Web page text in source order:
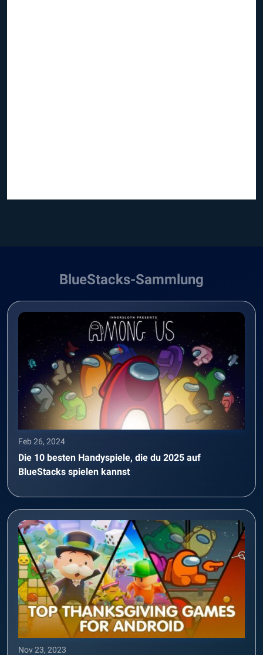
BlueStacks-Sammlung
Feb 26, 2024
Die 10 besten Handyspiele, die du 2025 auf
BlueStacks spielen kannst
Nov 23, 2023